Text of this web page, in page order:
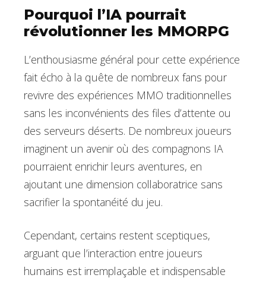
Pourquoi l’IA pourrait
révolutionner les MMORPG
L’enthousiasme général pour cette expérience
fait écho à la quête de nombreux fans pour
revivre des expériences MMO traditionnelles
sans les inconvénients des files d’attente ou
des serveurs déserts. De nombreux joueurs
imaginent un avenir où des compagnons IA
pourraient enrichir leurs aventures, en
ajoutant une dimension collaboratrice sans
sacrifier la spontanéité du jeu.
Cependant, certains restent sceptiques,
arguant que l’interaction entre joueurs
humains est irremplaçable et indispensable